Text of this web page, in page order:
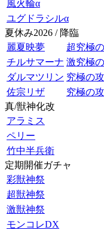
風火輪α
ユグドラシルα
夏休み2026 / 降臨
麗夏映夢
超究極
チルサマーナ 激究極
ダルマツリン 究極の
佐宗リザ
究極の
真/獣神化改
アラミス
ペリー
竹中半兵衛
定期開催ガチャ
彩獣神祭
超獣神祭
激獣神祭
モンコレDX